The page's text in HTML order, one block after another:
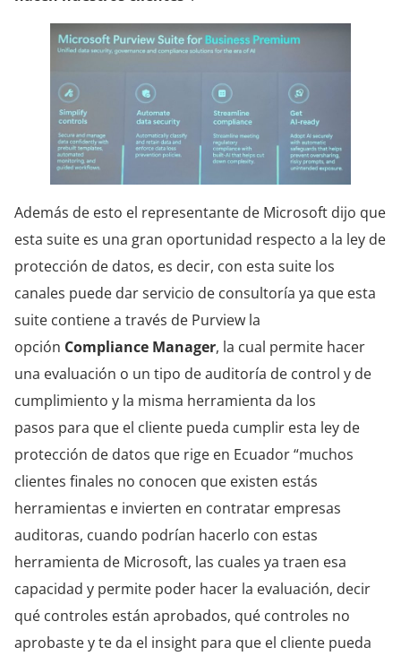
Además de esto el representante de Microsoft dijo que
esta suite es una gran oportunidad respecto a la ley de
protección de datos, es decir, con esta suite los
canales puede dar servicio de consultoría ya que esta
suite contiene a través de Purview la
opción Compliance Manager, la cual permite hacer
una evaluación o un tipo de auditoría de control y de
cumplimiento y la misma herramienta da los
pasos para que el cliente pueda cumplir esta ley de
protección de datos que rige en Ecuador “muchos
clientes finales no conocen que existen estás
herramientas e invierten en contratar empresas
auditoras, cuando podrían hacerlo con estas
herramienta de Microsoft, las cuales ya traen esa
capacidad y permite poder hacer la evaluación, decir
qué controles están aprobados, qué controles no
aprobaste y te da el insight para que el cliente pueda